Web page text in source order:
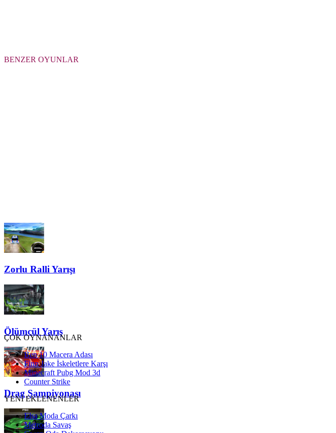
BENZER OYUNLAR
Zorlu Ralli Yarışı
Ölümcül Yarış
Drag Şampiyonası
ÇOK OYNANANLAR
Ben 10 Macera Adası
Finn Jake İskeletlere Karşı
Minecraft Pubg Mod 3d
Counter Strike
YENİ EKLENENLER
Elsa Moda Çarkı
Metroda Savaş